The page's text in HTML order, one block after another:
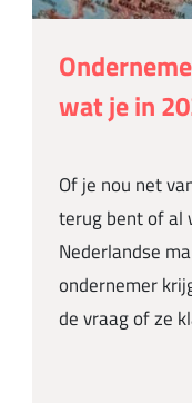
wat je in
Of je nou net
terug bent of al
Nederlandse
ondernemer
de vraag of ze